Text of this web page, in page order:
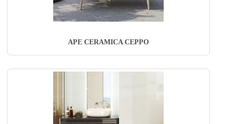
APE CERAMICA CEPPO